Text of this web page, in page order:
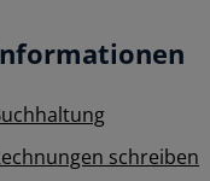
schreiben